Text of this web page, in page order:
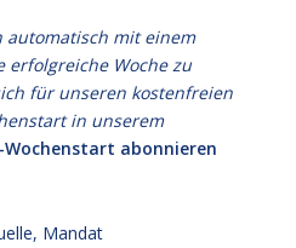
automatisch mit einem
erfolgreiche Woche zu
für unseren kostenfreien
in unserem
abonnieren
, Mandat